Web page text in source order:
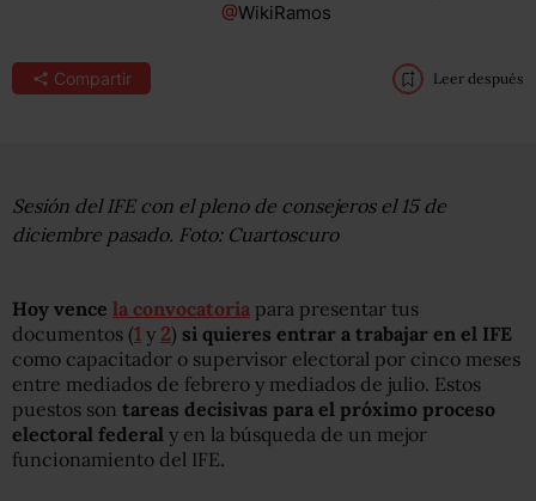
@WikiRamos
Compartir Leer después
Sesión del IFE con el pleno de consejeros el 15 de
diciembre pasado. Foto: Cuartoscuro
Hoy vence la convocatoria para presentar tus
documentos (1 y 2) si quieres entrar a trabajar en el IFE
como capacitador o supervisor electoral por cinco meses
entre mediados de febrero y mediados de julio. Estos
puestos son tareas decisivas para el próximo proceso
electoral federal y en la búsqueda de un mejor
funcionamiento del IFE.